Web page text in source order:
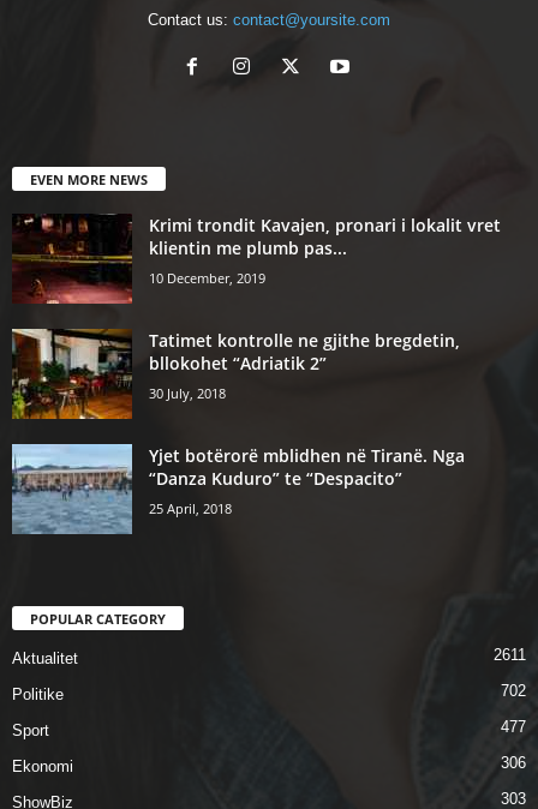
Contact us: contact@yoursite.com
EVEN MORE NEWS
Krimi trondit Kavajen, pronari i lokalit vret
klientin me plumb pas...
10 December, 2019
Tatimet kontrolle ne gjithe bregdetin,
bllokohet “Adriatik 2”
30 July, 2018
Yjet botërorë mblidhen në Tiranë. Nga
“Danza Kuduro” te “Despacito”
25 April, 2018
POPULAR CATEGORY
Aktualitet 2611
Politike 702
Sport 477
Ekonomi 306
ShowBiz 303